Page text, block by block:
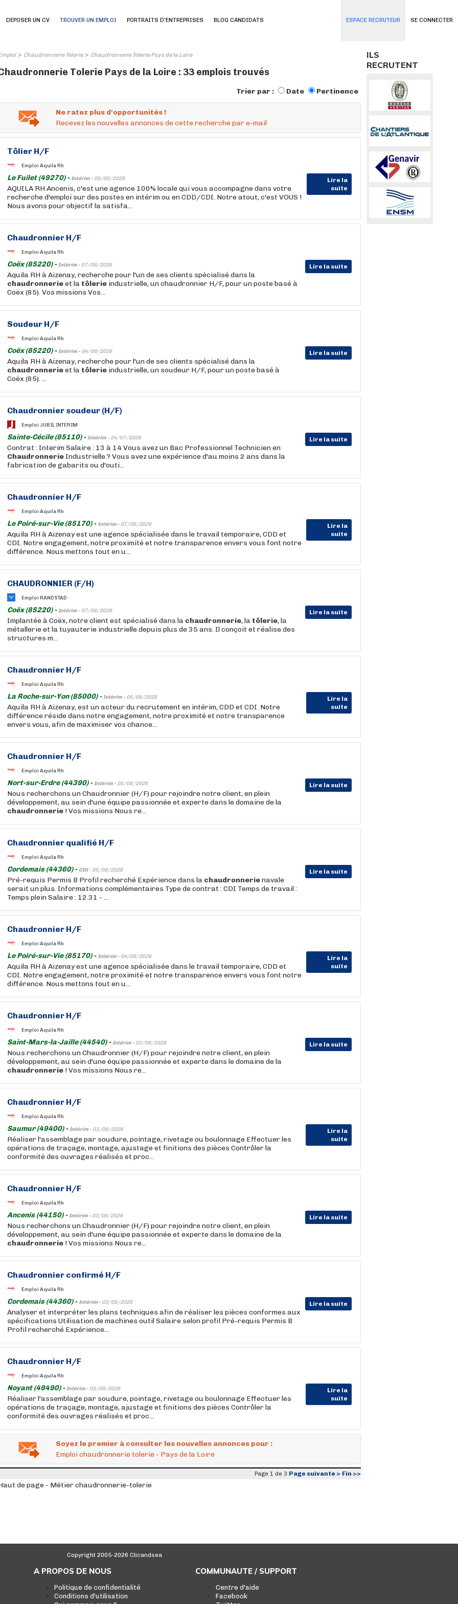
SE CONNECTER
DEPOSER UN CV TROUVER UN EMPLOI PORTRAITS D'ENTREPRISES BLOG CANDIDATS ESPACE RECRUTEUR
> Chaudronnerie Tolerie> Chaudronnerie Tolerie Pays de la Loire
Tolerie Pays de la Loire : 33 emplois trouvés
Trier par : Date Pertinence
Ne ratez plus d'opportunités !
Recevez les nouvelles annonces de cette recherche par e-mail
Tôlier H/F
Emploi Aquila Rh
Le Fuilet (49270) -Intérim - 05/08/2026
Lire la
suite
AQUILA RH Ancenis, c'est une agence 100% locale qui vous accompagne dans votre
recherche d'emploi sur des postes en intérim ou en CDD/CDI. Notre atout, c'est VOUS !
Nous avons pour objectif la satisfa...
Chaudronnier H/F
Emploi Aquila Rh
Coëx (85220) -Intérim - 07/08/2026 Lire la suite
Aquila RH à Aizenay, recherche pour l'un de ses clients spécialisé dans la
chaudronnerieet la tôlerie industrielle, un chaudronnier H/F, pour un poste basé à
Coëx (85). Vos missions Vos...
Soudeur H/F
Emploi Aquila Rh
Coëx (85220) -Intérim - 04/08/2026 Lire la suite
Aquila RH à Aizenay, recherche pour l'un de ses clients spécialisé dans la
chaudronnerieet la tôlerie industrielle, un soudeur H/F, pour un poste basé à
Coëx (85). ...
Chaudronnier soudeur (H/F)
Emploi JUBIL INTERIM
Sainte-Cécile (85110) -Intérim - 24/07/2026 Lire la suite
Contrat : Interim Salaire : 13 à 14 Vous avez un Bac Professionnel Technicien en
Chaudronnerie Industrielle.? Vous avez une expérience d'au moins 2 ans dans la
fabrication de gabarits ou d'outi...
Chaudronnier H/F
Emploi Aquila Rh
Le Poiré-sur-Vie (85170) -Intérim - 07/08/2026
Lire la
suite
Aquila RH à Aizenay est une agence spécialisée dans le travail temporaire, CDD et
CDI. Notre engagement, notre proximité et notre transparence envers vous font notre
différence. Nous mettons tout en u...
CHAUDRONNIER (F/H)
Emploi RANDSTAD
Coëx (85220) -Intérim - 07/08/2026 Lire la suite
Implantée à Coëx, notre client est spécialisé dans la chaudronnerie, la tôlerie, la
métallerie et la tuyauterie industrielle depuis plus de 35 ans. Il conçoit et réalise des
structures m...
Chaudronnier H/F
Emploi Aquila Rh
La Roche-sur-Yon (85000) -Intérim - 06/08/2026
Lire la
suite
Aquila RH à Aizenay, est un acteur du recrutement en intérim, CDD et CDI. Notre
différence réside dans notre engagement, notre proximité et notre transparence
envers vous, afin de maximiser vos chance...
Chaudronnier H/F
Emploi Aquila Rh
Nort-sur-Erdre (44390) -Intérim - 05/08/2026 Lire la suite
Nous recherchons un Chaudronnier (H/F) pour rejoindre notre client, en plein
développement, au sein d'une équipe passionnée et experte dans le domaine de la
chaudronnerie ! Vos missions Nous re...
Chaudronnier qualifié H/F
Emploi Aquila Rh
Cordemais (44360) - CDI - 05/08/2026 Lire la suite
Pré-requis Permis B Profil recherché Expérience dans la chaudronnerienavale
serait un plus. Informations complémentaires Type de contrat : CDI Temps de travail :
Temps plein Salaire : 12.31 - ...
Chaudronnier H/F
Emploi Aquila Rh
Le Poiré-sur-Vie (85170) -Intérim - 04/08/2026
Lire la
suite
Aquila RH à Aizenay est une agence spécialisée dans le travail temporaire, CDD et
CDI. Notre engagement, notre proximité et notre transparence envers vous font notre
différence. Nous mettons tout en u...
Chaudronnier H/F
Emploi Aquila Rh
Saint-Mars-la-Jaille (44540) -Intérim - 03/08/2026 Lire la suite
Nous recherchons un Chaudronnier (H/F) pour rejoindre notre client, en plein
développement, au sein d'une équipe passionnée et experte dans le domaine de la
chaudronnerie ! Vos missions Nous re...
Chaudronnier H/F
Emploi Aquila Rh
Saumur (49400) -Intérim - 03/08/2026
Lire la
suite
Réaliser l'assemblage par soudure, pointage, rivetage ou boulonnage Effectuer les
opérations de traçage, montage, ajustage et finitions des pièces Contrôler la
conformité des ouvrages réalisés et proc...
Chaudronnier H/F
Emploi Aquila Rh
Ancenis (44150) -Intérim - 03/08/2026 Lire la suite
Nous recherchons un Chaudronnier (H/F) pour rejoindre notre client, en plein
développement, au sein d'une équipe passionnée et experte dans le domaine de la
chaudronnerie ! Vos missions Nous re...
Chaudronnier confirmé H/F
Emploi Aquila Rh
Cordemais (44360) -Intérim - 03/08/2026 Lire la suite
Analyser et interpréter les plans techniques afin de réaliser les pièces conformes aux
spécifications Utilisation de machines outil Salaire selon profil Pré-requis Permis B
Profil recherché Expérience...
Chaudronnier H/F
Emploi Aquila Rh
Noyant (49490) -Intérim - 03/08/2026
Lire la
suite
Réaliser l'assemblage par soudure, pointage, rivetage ou boulonnage Effectuer les
opérations de traçage, montage, ajustage et finitions des pièces Contrôler la
conformité des ouvrages réalisés et proc...
Soyez le premier à consulter les nouvelles annonces pour :
Emploi chaudronnerie tolerie - Pays de la Loire
Page 1 de 3 Page suivante > Fin >>
de page - Métier chaudronnerie-tolerie
ILS
RECRUTENT
Copyright 2005-2026 Clicandsea
A PROPOS DE NOUS
Politique de confidentialité
Conditions d'utilisation
COMMUNAUTE / SUPPORT
Centre d'aide
Facebook